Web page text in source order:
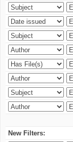
New Filters: